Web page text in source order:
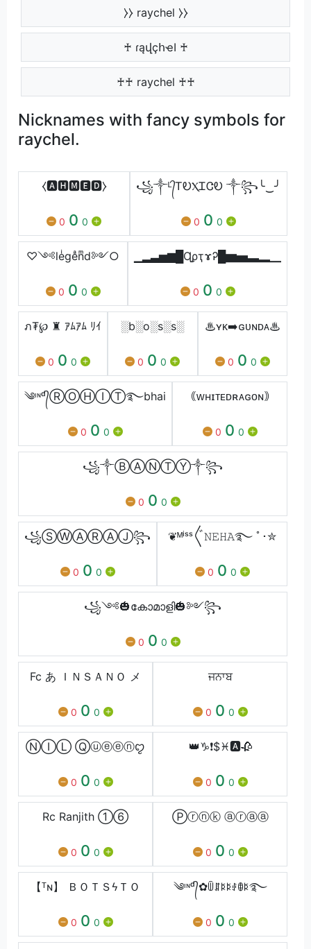
⧽⧽ raychel ⧽⧽
♰ ɾąվçհҽӀ ♰
♰♰ raychel ♰♰
Nicknames with fancy symbols for
raychel.
⧼🅰🅷🅼🅴🅳⧽
0 0 0
꧁༒ᴸ᭄ᎢᎧⲬᏆᏣᎧ ༒꧂╰‿╯
0 0 0
♡༺leͥgeͣnͫd༻○
0 0 0
▁▂▃▅▆█ɊϼҭɤᎮ█▆▅▃▂▁
0 0 0
ภ₮℘ ♜ ｱﾑｱﾑ ﾘｲ
0 0 0
░b░o░s░s░
0 0 0
♨ㅤʏᴋ➡️ɢᴜɴᴅᴀㅤ♨
0 0 0
༄ᶦᶰᵈ᭄ⓇⓄⒽⒾⓉ࿐bhai
0 0 0
｟ᴡʜɪᴛᴇᴅʀᴀɢᴏɴ｠
0 0 0
꧁༒ⒷⒶⓃⓉⓎ༒꧂
0 0 0
꧁ⓈⓌⒶⓇⒶⒿ꧂
0 0 0
❦ᴹⁱˢˢ〲𝙽𝙴𝙷𝙰࿐ ﾟ･✮
0 0 0
꧁༺🎃കോമാളി🎃༻꧂
0 0 0
Fcㅤ あㅤ ＩＮＳＡＮＯㅤ メ
0 0 0
ਜਨਾਬ
0 0 0
ⓃⒾⓁ Ⓠⓤⓔⓔⓝꨄ︎
0 0 0
👑♑❗$♓🅰️🥀
0 0 0
Rc Ranjith ①⑥
0 0 0
Ⓟⓡⓝⓚ ⓐⓡⓐⓐ
0 0 0
【ᵀɴ】 ＢＯＴＳϟＴＯ
0 0 0
༄ᶦᶰᵈ᭄✿ꅏꁲꌅꌅꂑꂦꌅ࿐
0 0 0